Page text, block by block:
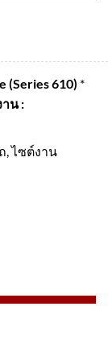
(Series 610) *
น :
, ไซต์งาน